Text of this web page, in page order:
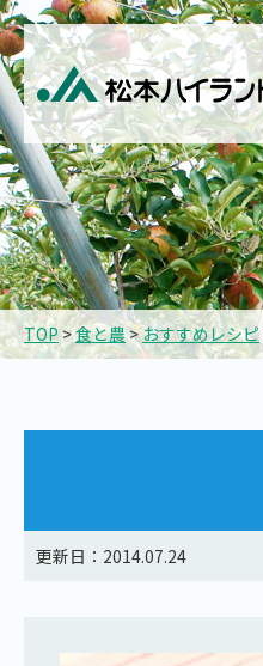
TOP>食と農>おすすめレシピ
更新日：2014.07.24